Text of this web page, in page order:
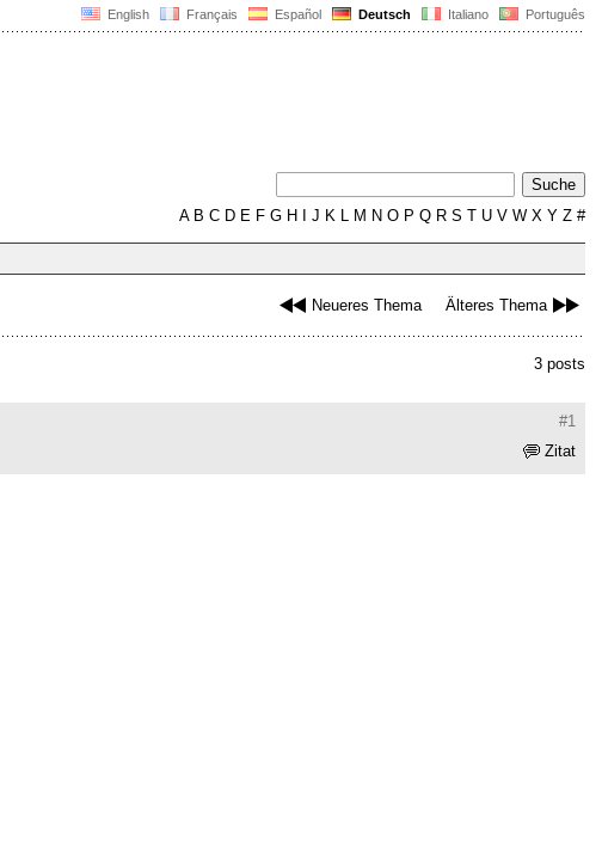
English Français Español Deutsch Italiano Português
AB C D E F G H J K L M N O P Q R S T U V W X Y Z #
Neueres Thema Älteres Thema
3 posts
#1
Zitat